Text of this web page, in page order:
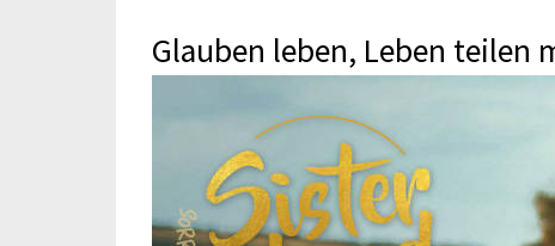
Glauben leben, Leben teilen